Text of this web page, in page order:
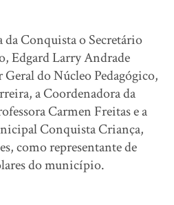
Conquista o Secretário
Edgard Larry Andrade
do Núcleo Pedagógico,
a Coordenadora da
Carmen Freitas e a
Conquista Criança,
como representante de
do município.